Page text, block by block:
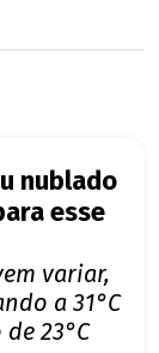
nublado
esse
variar,
a 31°C
23°C